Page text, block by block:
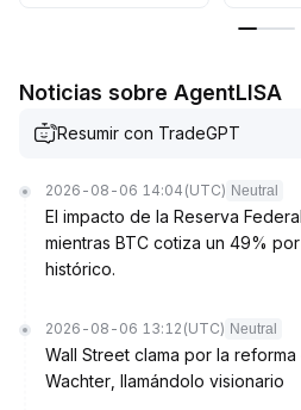
observando indicadores en
riesgo de retroceso.
Noticias sobre AgentLISA
Resumir con TradeGPT
2026-08-06 14:04 (UTC) Neutral
El impacto de la Reserva
mientras BTC cotiza un 49%
histórico.
2026-08-06 13:12 (UTC) Neutral
Wall Street clama por la
Wachter, llamándolo visionario